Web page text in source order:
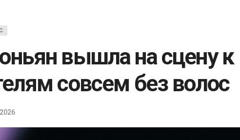
вышла на сцену к
совсем без волос